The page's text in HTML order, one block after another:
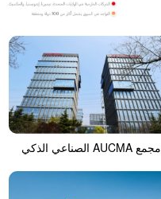
مجمع AUCMA الصناعي الذكي